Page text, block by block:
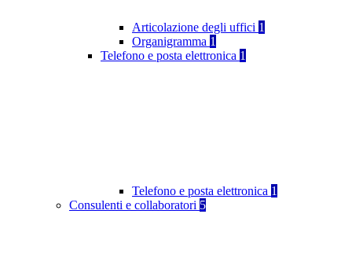
Articolazione degli uffici 1
Organigramma 1
Telefono e posta elettronica 1
Telefono e posta elettronica 1
Consulenti e collaboratori 5